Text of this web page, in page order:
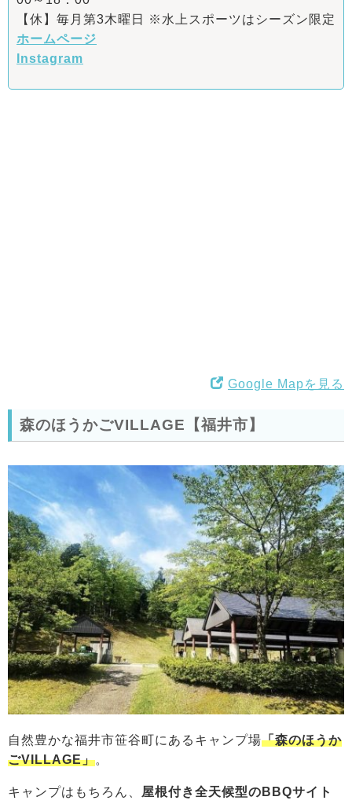
【休】毎月第3木曜日 ※水上スポーツはシーズン限定
ホームページ
Instagram
Google Mapを見る
森のほうかごVILLAGE【福井市】
自然豊かな福井市笹谷町にあるキャンプ場「森のほうか
ごVILLAGE」。
キャンプはもちろん、 屋根付き全天候型のBBQサイト